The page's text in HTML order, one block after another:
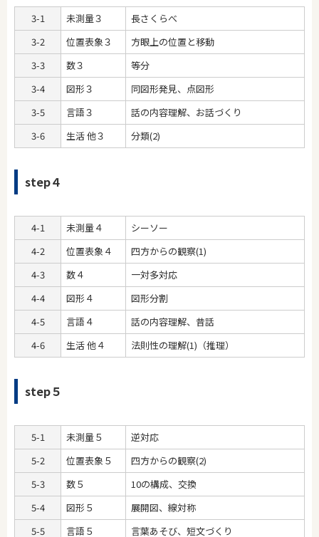
3-1 未測量３
長さくらべ
3-2
位置表象３
方眼上の位置と移動
3-3
数３
等分
3-4
図形３
同図形発見、点図形
3-5
言語３
話の内容理解、お話づくり
3-6
生活 他３ 分類(2)
step４
4-1 未測量４
シーソー
4-2
位置表象４
四方からの観察(1)
4-3
数４
一対多対応
4-4
図形４
図形分割
4-5
言語４
話の内容理解、昔話
4-6
生活 他４ 法則性の理解(1)（推理）
step５
5-1 未測量５
逆対応
5-2
位置表象５
四方からの観察(2)
5-3
数５
10の構成、交換
5-4
図形５
展開図、線対称
5-5
言語５
言葉あそび、短文づくり